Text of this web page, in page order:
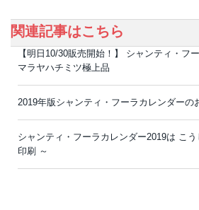
関連記事はこちら
【明日10/30販売開始！】 シャンティ・フ
マラヤハチミツ極上品
2019年版シャンティ・フーラカレンダーの
シャンティ・フーラカレンダー2019は こう
印刷 ～